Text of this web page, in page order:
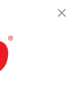
du site